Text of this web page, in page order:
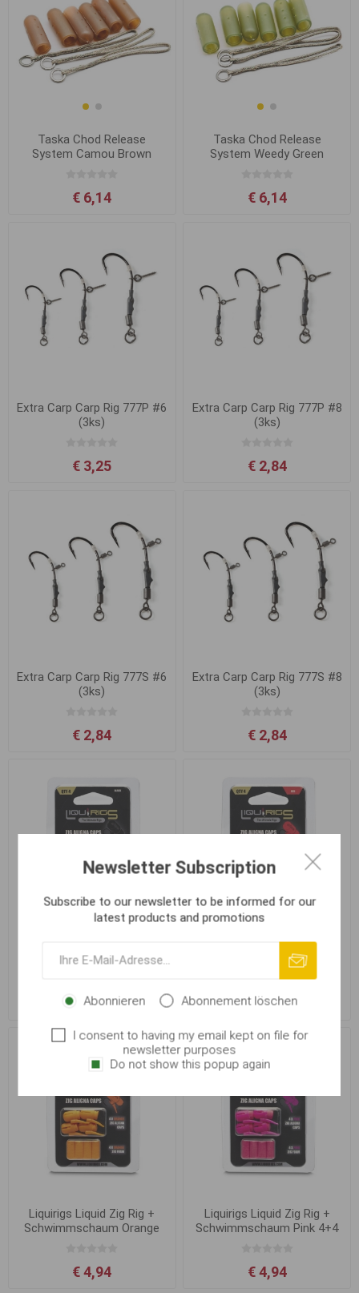
Taska Chod Release
System Camou Brown
€ 6,14
Taska Chod Release
System Weedy Green
€ 6,14
Extra Carp Carp Rig 777P #6
(3ks)
€ 3,25
Extra Carp Carp Rig 777P #8
(3ks)
€ 2,84
Extra Carp Carp Rig 777S #6
(3ks)
€ 2,84
Extra Carp Carp Rig 777S #8
(3ks)
€ 2,84
Schwimmschaum Schwarz
€ 4,94
Liquirigs Liquid Zig Rig +
Schwimmschaum Rot 4+4
€ 4,94
Liquirigs Liquid Zig Rig +
Schwimmschaum Orange
€ 4,94
Liquirigs Liquid Zig Rig +
Schwimmschaum Pink 4+4
€ 4,94
Newsletter Subscription
Subscribe to our newsletter to be informed for our
latest products and promotions
Abonnieren Abonnement löschen
I consent to having my email kept on file for
newsletter purposes
Do not show this popup again